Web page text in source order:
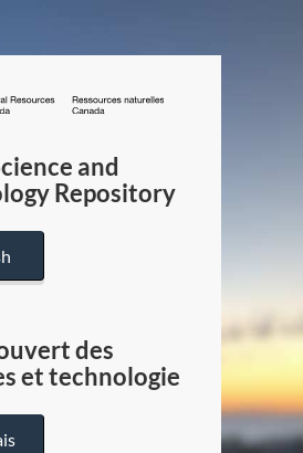
/
Canada
and
Repository
des
et technologie